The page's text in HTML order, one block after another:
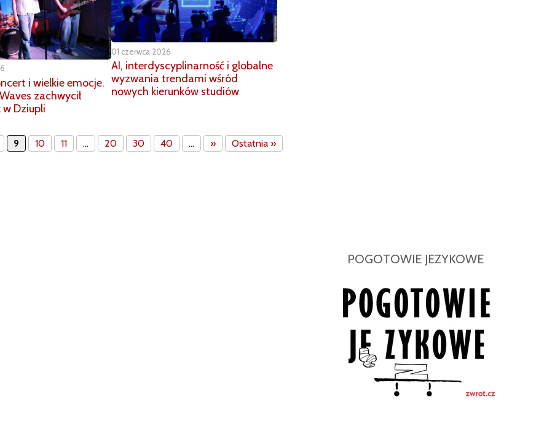
i wielkie emocje.
zachwycił
w Dziupli
01 czerwca 2026
AI, interdyscyplinarność i globalne
wyzwania trendami wśród
nowych kierunków studiów
9 10 11 ... 20 30 40 ... » Ostatnia »
POGOTOWIE JEZYKOWE